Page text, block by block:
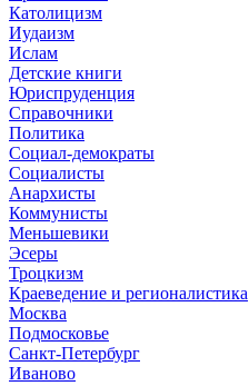
Католицизм
Иудаизм
Ислам
Детские книги
Юриспруденция
Справочники
Политика
Социал-демократы
Социалисты
Анархисты
Коммунисты
Меньшевики
Эсеры
Троцкизм
Краеведение и регионалистика
Москва
Подмосковье
Санкт-Петербург
Иваново